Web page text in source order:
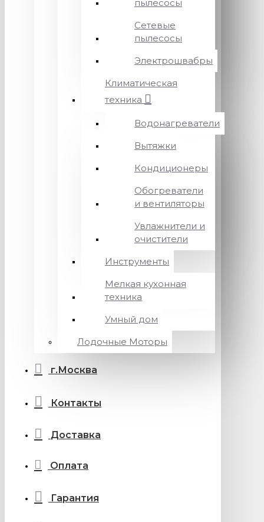
пылесосы
Сетевые
пылесосы
Электрошвабры
Климатическая
техника
Водонагреватели
Вытяжки
Кондиционеры
Обогреватели
и вентиляторы
Увлажнители и
очистители
Инструменты
Мелкая кухонная
техника
Умный дом
Лодочные Моторы
г.Москва
Контакты
Доставка
Оплата
Гарантия